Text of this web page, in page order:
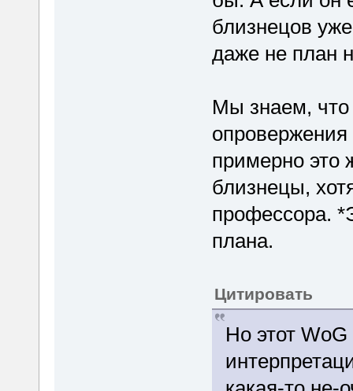
близнецов
даже не план
Мы знаем, что
опровержения
примерно это
близнецы,
профессора.
плана.
Цитировать
Но этот